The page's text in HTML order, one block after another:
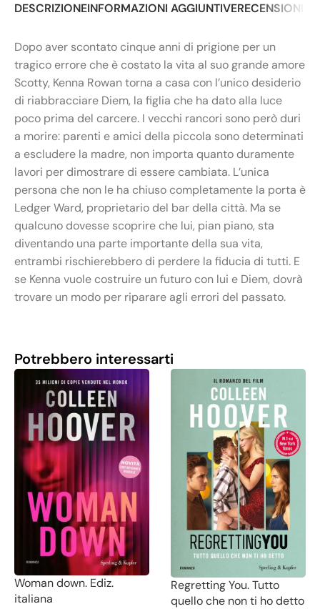
DESCRIZIONEINFORMAZIONI AGGIUNTIVERECENSIONI
Dopo aver scontato cinque anni di prigione per un
tragico errore che è costato la vita al suo grande amore
Scotty, Kenna Rowan torna a casa con l’unico desiderio
di riabbracciare Diem, la figlia che ha dato alla luce
poco prima del carcere. I vecchi rancori sono però duri
a morire: parenti e amici della piccola sono determinati
a escludere la madre, non importa quanto duramente
lavori per dimostrare di essere cambiata. L’unica
persona che non le ha chiuso completamente la porta è
Ledger Ward, proprietario del bar della città. Ma se
qualcuno dovesse scoprire che lui, pian piano, sta
diventando una parte importante della sua vita,
entrambi rischierebbero di perdere la fiducia di tutti. E
se Kenna vuole costruire un futuro con lui e Diem, dovrà
trovare un modo per riparare agli errori del passato.
Potrebbero interessarti
Woman down. Ediz.
italiana
Regretting You. Tutto
quello che non ti ho detto